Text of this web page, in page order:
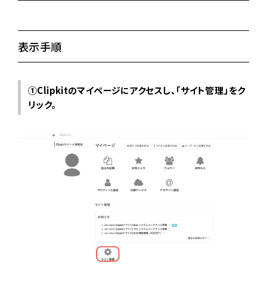
表示手順
①Clipkitのマイページにアクセスし、「サイト管理」をク
リック。